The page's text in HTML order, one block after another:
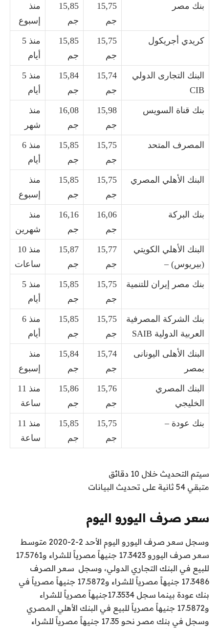
بنك مصر
15,75
جم
15,85
جم
منذ
إسبوع
كريدي أجريكول
15,75
جم
15,85
جم
منذ 5
أيام
البنك التجارى الدولي
CIB
15,74
جم
15,84
جم
منذ 5
أيام
بنك قناة السويس
15,98
جم
16,08
جم
منذ
شهر
المصرف المتحد
15,75
جم
15,85
جم
منذ 6
أيام
البنك الأهلي المصري
15,75
جم
15,85
جم
منذ
إسبوع
بنك البركة
16,06
جم
16,16
جم
منذ
شهرين
البنك الأهلي الكويتي
(بيريوس) –
15,77
جم
15,87
جم
منذ 10
ساعات
بنك مصر إيران للتنمية
15,75
جم
15,85
جم
منذ 5
أيام
بنك الشركة المصرفية
العربية الدولية SAIB
15,75
جم
15,85
جم
منذ 6
أيام
البنك الأهلى اليونانى
بمصر
15,74
جم
15,84
جم
منذ
إسبوع
البنك المصري
الخليجي
15,76
جم
15,86
جم
منذ 11
ساعة
بنك عودة –
15,75
جم
15,85
جم
منذ 11
ساعة
سيتم التحديث خلال 10 دقائق
متبقي 54 ثانية على تحديث البيانات
سعر صرف اليورو اليوم
وسجل سعر صرف اليورو اليوم الأحد 2-2-2020 متوسط
سعر صرف اليورو 17.3423 جنيهاً مصرياً للشراء و17.5761
للبيع في البنك التجاري الدولي، وسجل سعر الصرف
17.3486 جنيهاً مصرياً للشراء و17.5872 جنيهاً مصرياً في
بنك عودة بينما سجل 17.3534جنيهاً مصرياً للشراء
و17.5872 جنيهاً مصرياً للبيع في البنك الأهلي المصري
وسجل في بنك مصر نحو 17.35 جنيهاً مصرياً للشراء